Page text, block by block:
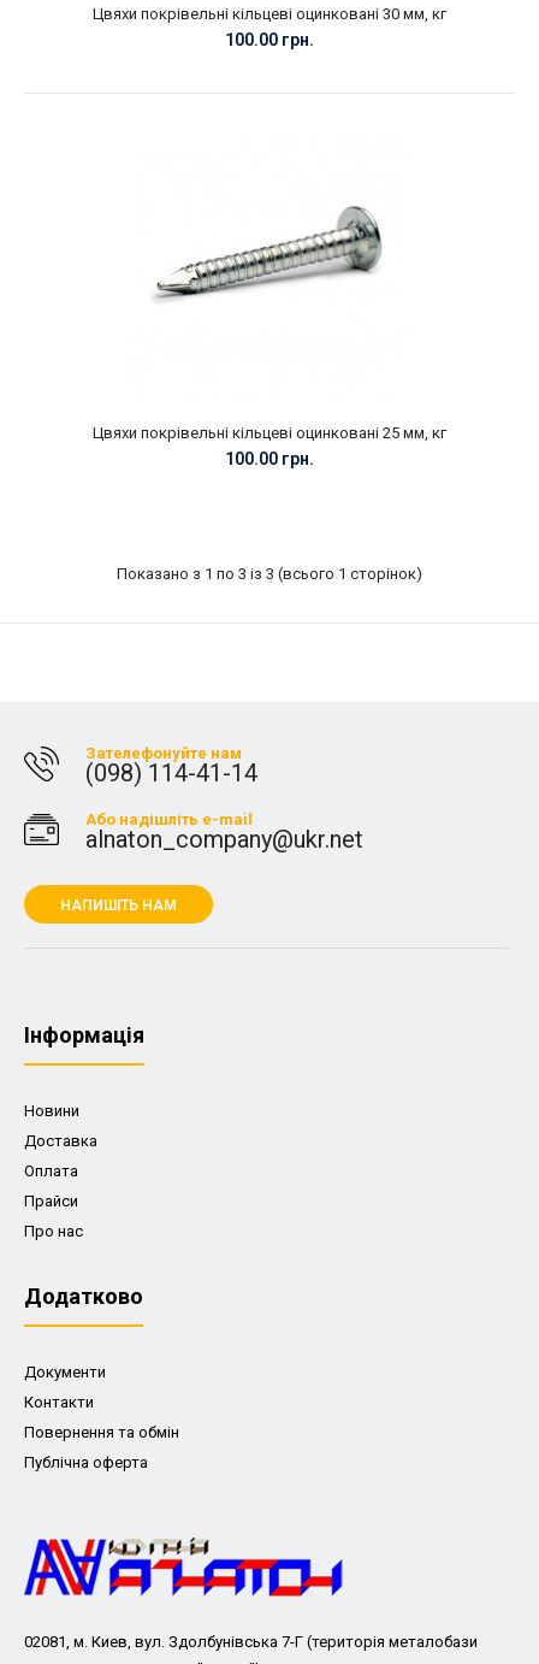
Цвяхи покрівельні кільцеві оцинковані 30 мм, кг
100.00 грн.
Цвяхи покрівельні кільцеві оцинковані 25 мм, кг
100.00 грн.
Показано з 1 по 3 із 3 (всього 1 сторінок)
Зателефонуйте нам
(098) 114-41-14
Або надішліть e-mail
alnaton_company@ukr.net
НАПИШІТЬ НАМ
Iнформація
Новини
Доставка
Оплата
Прайси
Про нас
Додатково
Документи
Контакти
Повернення та обмін
Публічна оферта
02081, м. Киев, вул. Здолбунівська 7-Г (територія металобази